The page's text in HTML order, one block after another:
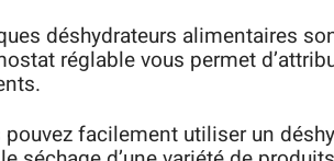
déshydrateurs alimentaires
réglable vous permet
pouvez facilement utiliser un